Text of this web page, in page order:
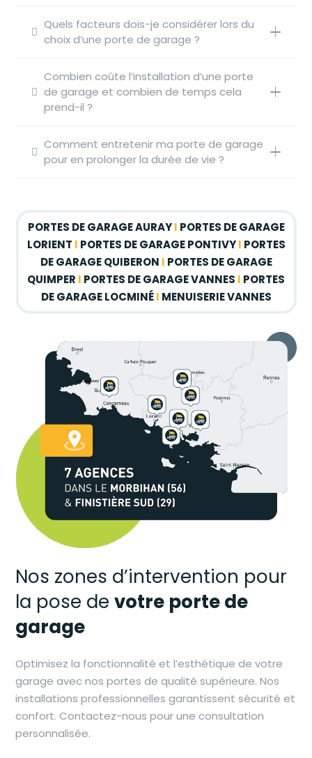
Quels facteurs dois-je considérer lors du
choix d’une porte de garage ?
Combien coûte l’installation d’une porte
de garage et combien de temps cela
prend-il ?
Comment entretenir ma porte de garage
pour en prolonger la durée de vie ?
PORTES DE GARAGE AURAY I PORTES DE GARAGE
LORIENT I PORTES DE GARAGE PONTIVY I PORTES
DE GARAGE QUIBERON I PORTES DE GARAGE
QUIMPER I PORTES DE GARAGE VANNES I PORTES
DE GARAGE LOCMINÉ I MENUISERIE VANNES
Nos zones d’intervention pour
la pose devotre porte de
garage
Optimisez la fonctionnalité et l’esthétique de votre
garage avec nos portes de qualité supérieure. Nos
installations professionnelles garantissent sécurité et
confort. Contactez-nous pour une consultation
personnalisée.